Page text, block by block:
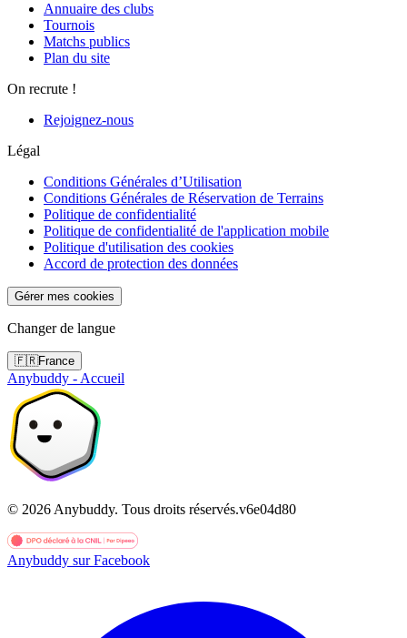
Annuaire des clubs
Tournois
Matchs publics
Plan du site
On recrute !
Rejoignez-nous
Légal
Conditions Générales d’Utilisation
Conditions Générales de Réservation de Terrains
Politique de confidentialité
Politique de confidentialité de l'application mobile
Politique d'utilisation des cookies
Accord de protection des données
Gérer mes cookies
Changer de langue
🇫🇷France
Anybuddy - Accueil
© 2026 Anybuddy. Tous droits réservés.v6e04d80
Anybuddy sur Facebook